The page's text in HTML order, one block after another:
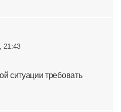
21:43
ситуации требовать